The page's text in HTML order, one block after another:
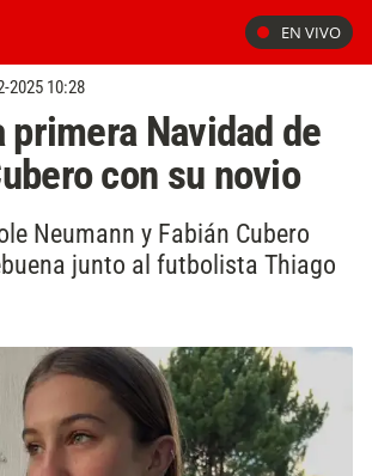
EN VIVO
2025 10:28
Navidad de
con su novio
Neumann y Fabián Cubero
junto al futbolista Thiago